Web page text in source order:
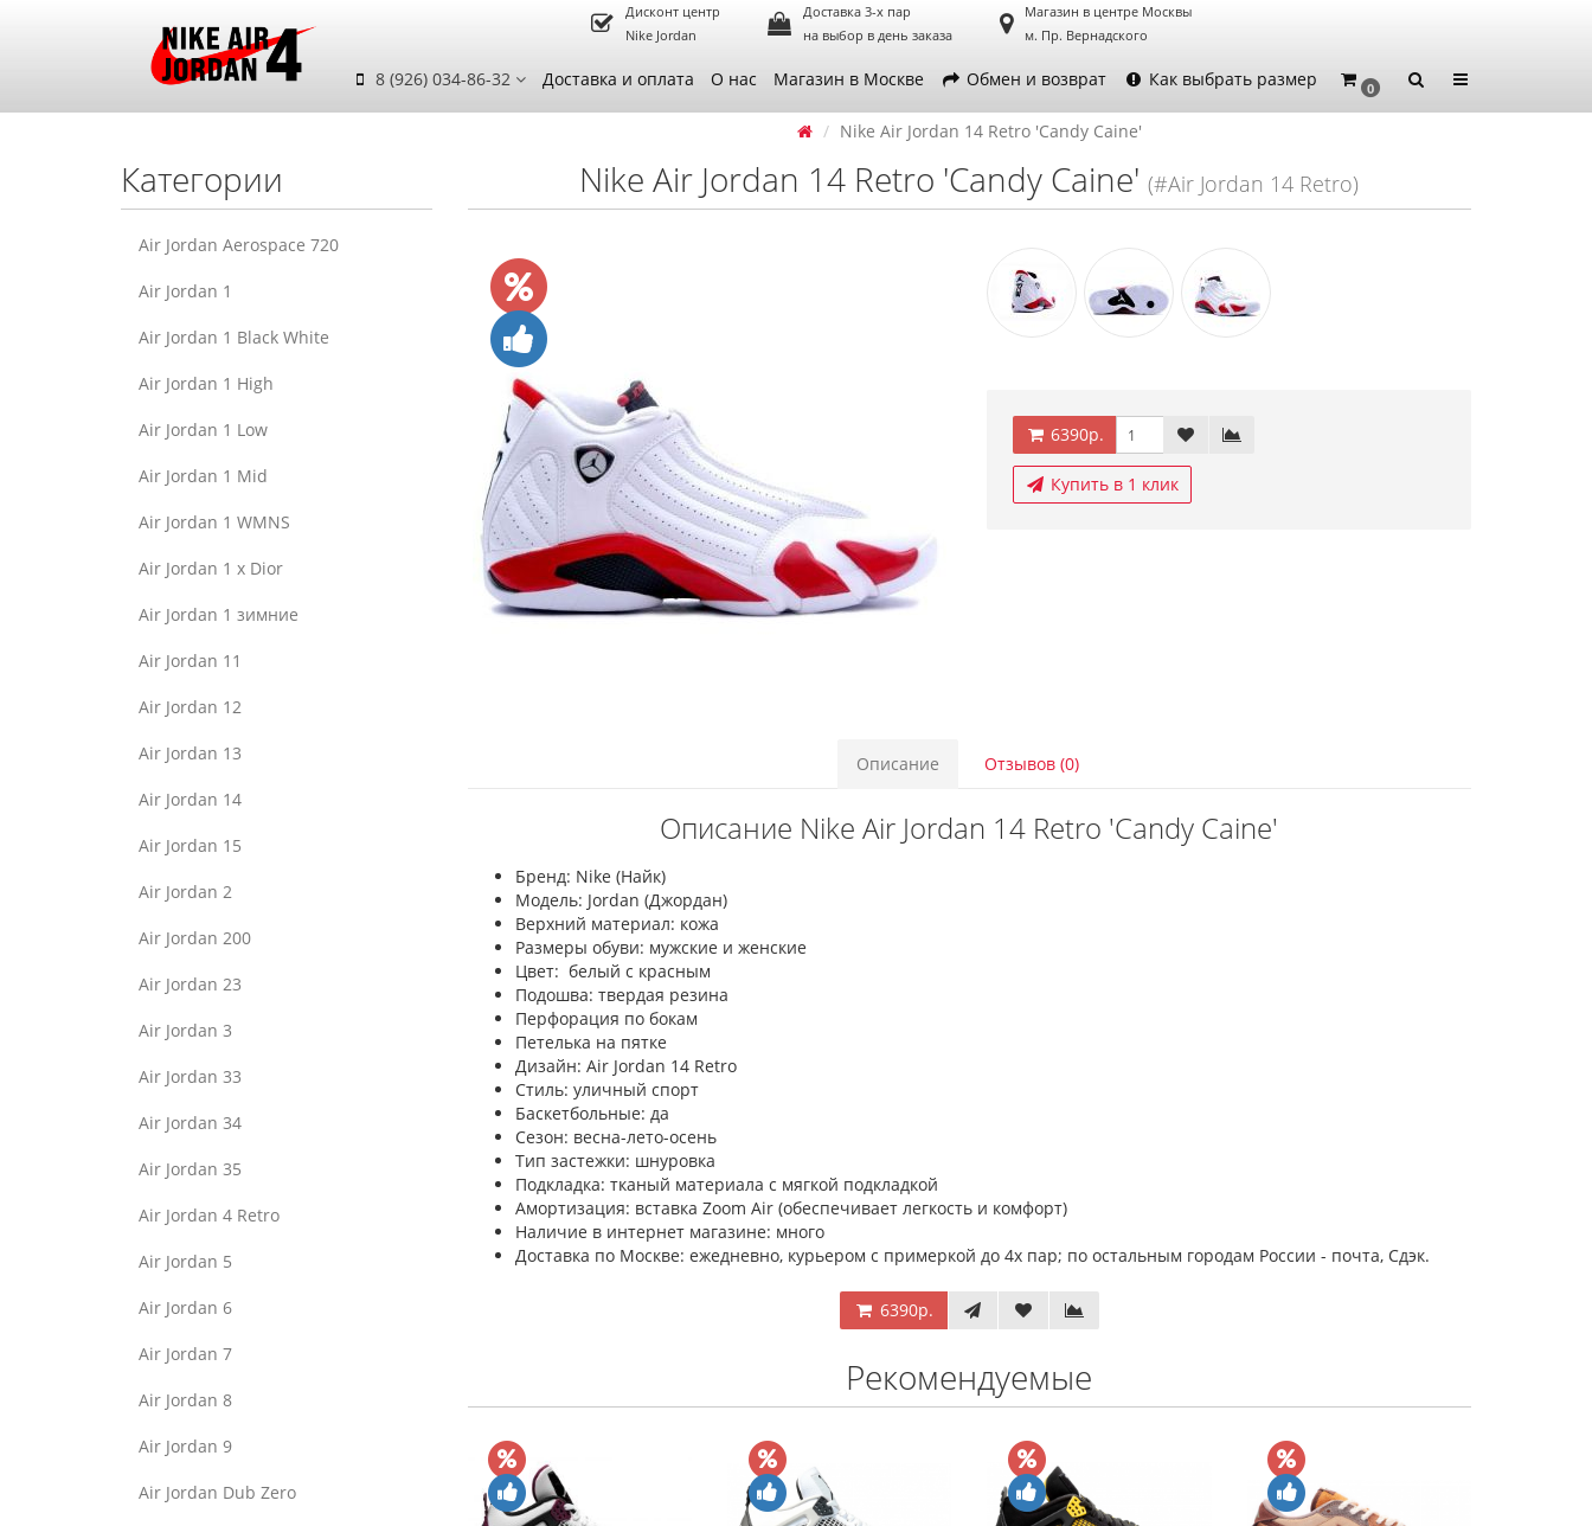
Дисконт центр
Nike Jordan
Доставка 3-х пар
на выбор в день заказа
Магазин в центре Москвы
м. Пр. Вернадского
8 (926) 034-86-32 Доставка и оплата О нас Магазин в Москве Обмен и возврат Как выбрать размер 0
Категории
Air Jordan Aerospace 720
Air Jordan 1
Air Jordan 1 Black White
Air Jordan 1 High
Air Jordan 1 Low
Air Jordan 1 Mid
Air Jordan 1 WMNS
Air Jordan 1 x Dior
Air Jordan 1 зимние
Air Jordan 11
Air Jordan 12
Air Jordan 13
Air Jordan 14
Air Jordan 15
Air Jordan 2
Air Jordan 200
Air Jordan 23
Air Jordan 3
Air Jordan 33
Air Jordan 34
Air Jordan 35
Air Jordan 4 Retro
Air Jordan 5
Air Jordan 6
Air Jordan 7
Air Jordan 8
Air Jordan 9
Air Jordan Dub Zero
Nike Air Jordan 14 Retro 'Candy Caine'
Nike Air Jordan 14 Retro 'Candy Caine' (#Air Jordan 14 Retro)
6390р.
Купить в 1 клик
Описание Отзывов (0)
Описание Nike Air Jordan 14 Retro 'Candy Caine'
Бренд: Nike (Найк)
Модель: Jordan (Джордан)
Верхний материал: кожа
Размеры обуви: мужские и женские
Цвет: белый с красным
Подошва: твердая резина
Перфорация по бокам
Петелька на пятке
Дизайн: Air Jordan 14 Retro
Стиль: уличный спорт
Баскетбольные: да
Сезон: весна-лето-осень
Тип застежки: шнуровка
Подкладка: тканый материала с мягкой подкладкой
Амортизация: вставка Zoom Air (обеспечивает легкость и комфорт)
Наличие в интернет магазине: много
Доставка по Москве: ежедневно, курьером с примеркой до 4х пар; по остальным городам России - почта, Сдэк.
6390р.
Рекомендуемые